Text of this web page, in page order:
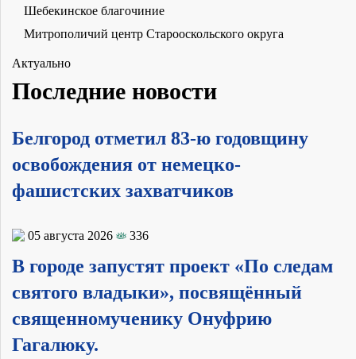
Шебекинское благочиние
Митрополичий центр Старооскольского округа
Актуально
Последние новости
Белгород отметил 83-ю годовщину
освобождения от немецко-
фашистских захватчиков
05 августа 2026 336
В городе запустят проект «По следам
святого владыки», посвящённый
священномученику Онуфрию
Гагалюку.